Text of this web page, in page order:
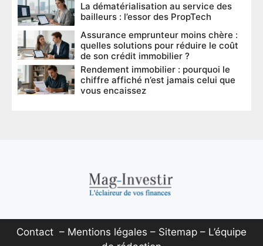
La dématérialisation au service des
bailleurs : l’essor des PropTech
Assurance emprunteur moins chère :
quelles solutions pour réduire le coût
de son crédit immobilier ?
Rendement immobilier : pourquoi le
chiffre affiché n’est jamais celui que
vous encaissez
Contact – Mentions légales – Sitemap – L’équipe